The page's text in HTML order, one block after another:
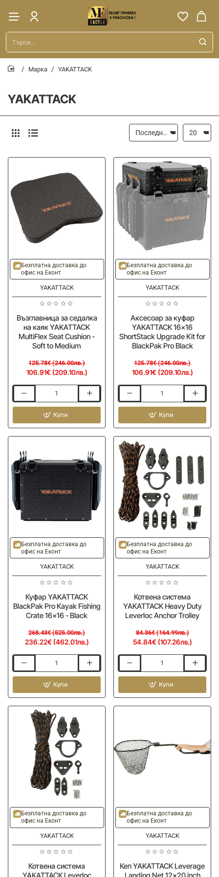
Търси...
YAKATTACK
Марка YAKATTACK
Ново
-15%
Безплатна доставка до
офис на Еконт
YAKATTACK
Възглавница за седалка
на каяк YAKATTACK
MultiFlex Seat Cushion -
Soft to Medium
106.91€ (209.10лв.)
125.78€ (246.00лв.)
Възглавница
за
на
каяк
MultiFlex
Seat
Cushion
-
Soft
to
Medium
Купи
-15%
Безплатна доставка до
офис на Еконт
YAKATTACK
Аксесоар за куфар
YAKATTACK 16x16
ShortStack Upgrade Kit for
BlackPak Pro Black
106.91€ (209.10лв.)
125.78€ (246.00лв.)
за
YAKATTACK
16x16
ShortStack
Upgrade
Kit
for
BlackPak
Pro
Black
Купи
-12%
Безплатна доставка до
офис на Еконт
YAKATTACK
Куфар YAKATTACK
BlackPak Pro Kayak Fishing
Crate 16x16 - Black
236.22€ (462.01лв.)
268.43€ (525.00лв.)
YAKATTACK
Pro
Kayak
Fishing
Купи
-35%
Безплатна доставка до
офис на Еконт
YAKATTACK
Котвена система
YAKATTACK Heavy Duty
Leverloc Anchor Trolley
54.84€ (107.26лв.)
84.36€ (164.99лв.)
система
YAKATTACK
Heavy
Duty
Купи
-40%
Безплатна доставка до
офис на Еконт
YAKATTACK
Котвена система
-25%
Безплатна доставка до
офис на Еконт
YAKATTACK
Кеп YAKATTACK Leverage